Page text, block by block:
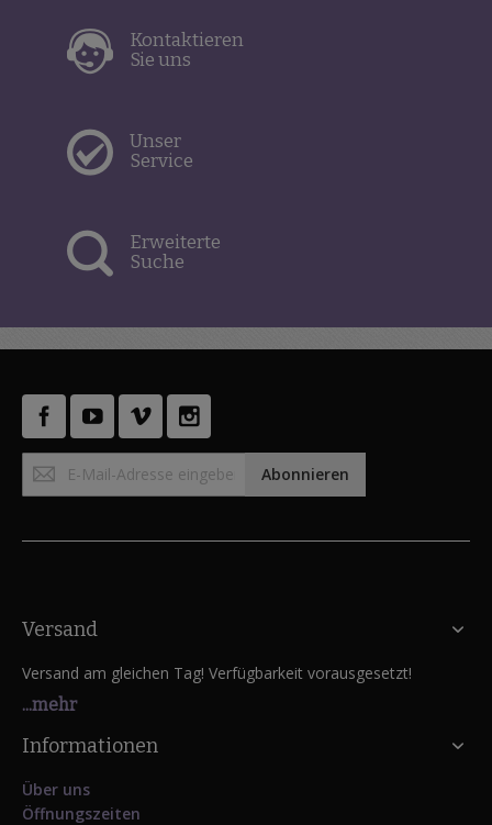
Kontaktieren
Sie uns
Unser
Service
Erweiterte
Suche
zum
Abonnieren
Versand
Versand am gleichen Tag! Verfügbarkeit vorausgesetzt!
...mehr
Informationen
Über uns
Öffnungszeiten